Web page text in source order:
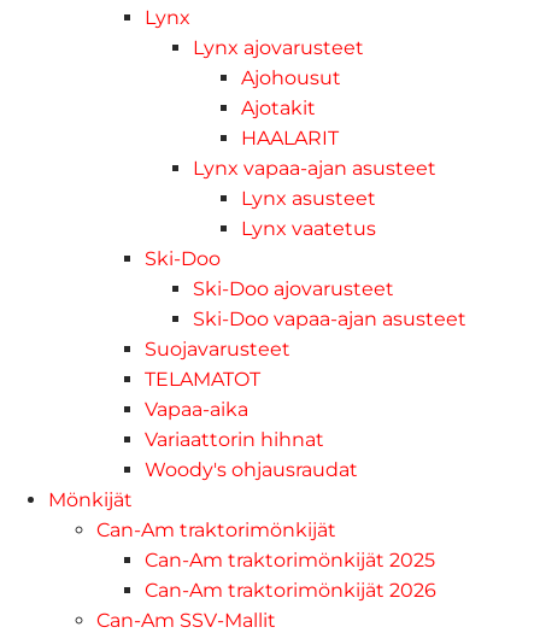
Lynx
Lynx ajovarusteet
Ajohousut
Ajotakit
HAALARIT
Lynx vapaa-ajan asusteet
Lynx asusteet
Lynx vaatetus
Ski-Doo
Ski-Doo ajovarusteet
Ski-Doo vapaa-ajan asusteet
Suojavarusteet
TELAMATOT
Vapaa-aika
Variaattorin hihnat
Woody's ohjausraudat
Mönkijät
Can-Am traktorimönkijät
Can-Am traktorimönkijät 2025
Can-Am traktorimönkijät 2026
Can-Am SSV-Mallit